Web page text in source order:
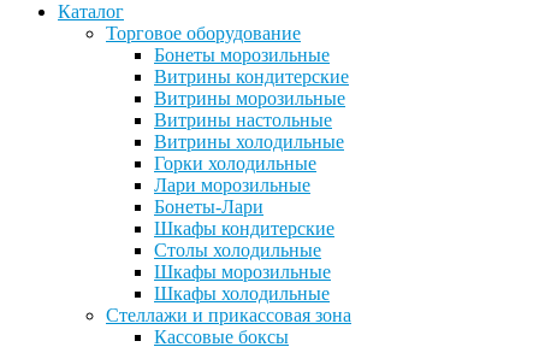
Каталог
Торговое оборудование
Бонеты морозильные
Витрины кондитерские
Витрины морозильные
Витрины настольные
Витрины холодильные
Горки холодильные
Лари морозильные
Бонеты-Лари
Шкафы кондитерские
Столы холодильные
Шкафы морозильные
Шкафы холодильные
Стеллажи и прикассовая зона
Кассовые боксы